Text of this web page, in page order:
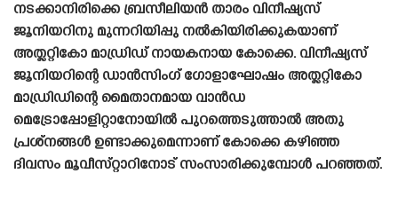
നടക്കാനിരിക്കെ ബ്രസീലിയൻ താരം വിനീഷ്യസ്
ജൂനിയറിനു മുന്നറിയിപ്പു നൽകിയിരിക്കുകയാണ്
അത്ലറ്റികോ മാഡ്രിഡ് നായകനായ കോക്കെ. വിനീഷ്യസ്
ജൂനിയറിന്റെ ഡാൻസിംഗ് ഗോളാഘോഷം അത്ലറ്റികോ
മാഡ്രിഡിന്റെ മൈതാനമായ വാൻഡ
മെട്രോപ്പോളിറ്റാനോയിൽ പുറത്തെടുത്താൽ അതു
പ്രശ്‌നങ്ങൾ ഉണ്ടാക്കുമെന്നാണ് കോക്കെ കഴിഞ്ഞ
ദിവസം മൂവീസ്‌റ്റാറിനോട് സംസാരിക്കുമ്പോൾ പറഞ്ഞത്.